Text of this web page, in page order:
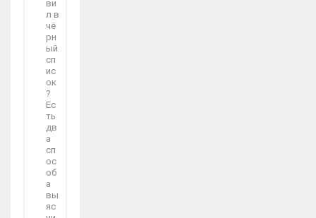
ви
л в
чё
рн
ый
сп
ис
ок
?
Ес
ть
дв
а
сп
ос
об
а
вы
яс